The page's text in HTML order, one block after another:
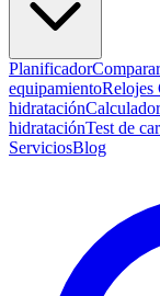
Planificador
equipamientoRelojes
hidratación
hidrataciónTest de
ServiciosBlog